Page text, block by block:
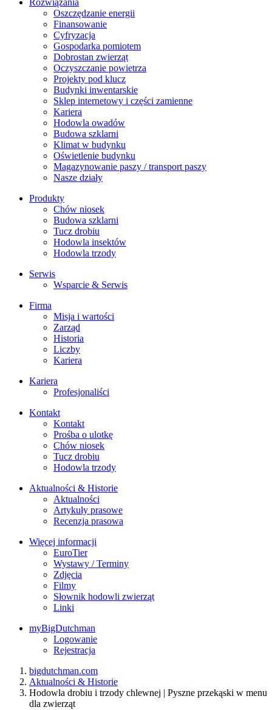
Rozwiązania
​Oszczędzanie energii
Finansowanie
Cyfryzacja
Gospodarka pomiotem
Dobrostan zwierząt
Oczyszczanie powietrza
Projekty pod klucz
Budynki inwentarskie
Sklep internetowy i części zamienne
Kariera
Hodowla owadów
Budowa szklarni
Klimat w budynku
Oświetlenie budynku
Magazynowanie paszy / transport paszy
Nasze działy
Produkty
Chów niosek
Budowa szklarni
Tucz drobiu
Hodowla insektów
Hodowla trzody
Serwis
Wsparcie & Serwis
Firma
Misja i wartości
Zarząd
Historia
Liczby
Kariera
Kariera
Profesjonaliści
Kontakt
Kontakt
Prośba o ulotkę
Chów niosek
Tucz drobiu
Hodowla trzody
Aktualności & Historie
Aktualności
Artykuły prasowe
Recenzja prasowa
Więcej informacji
EuroTier
Wystawy / Terminy
Zdjęcia
Filmy
Słownik hodowli zwierząt
Linki
myBigDutchman
Logowanie
Rejestracja
bigdutchman.com
Aktualności & Historie
Hodowla drobiu i trzody chlewnej | Pyszne przekąski w menu
dla zwierząt